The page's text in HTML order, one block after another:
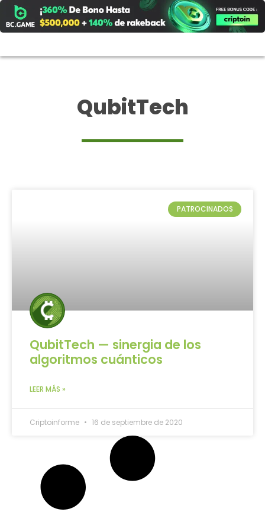
al
contenido
QubitTech
PATROCINADOS
QubitTech — sinergia de los
algoritmos cuánticos
LEER MÁS »
Criptoinforme 16 de septiembre de 2020